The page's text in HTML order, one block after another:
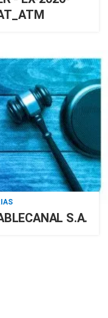
S.A.